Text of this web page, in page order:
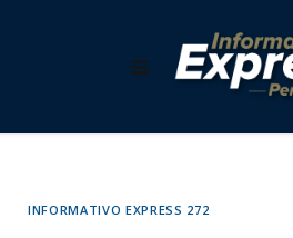
INFORMATIVO EXPRESS 272